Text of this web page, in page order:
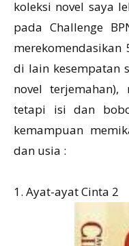
koleksi novel saya
pada Challenge
di lain kesempatan
novel
tetapi isi dan
kemampuan
dan usia :
1. Ayat-ayat Cinta 2